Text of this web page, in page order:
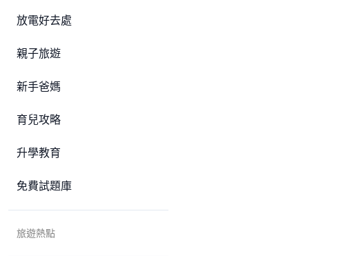
放電好去處
親子旅遊
新手爸媽
育兒攻略
升學教育
免費試題庫
旅遊熱點